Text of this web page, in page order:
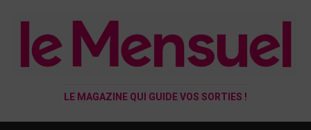
LE MAGAZINE QUI GUIDE VOS SORTIES !